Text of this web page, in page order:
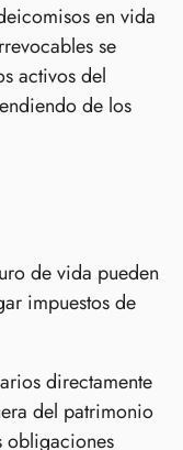
en vida
se
activos del
de los
de vida pueden
impuestos de
directamente
del patrimonio
obligaciones